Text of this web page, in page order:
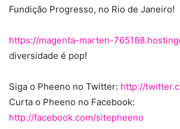
Fundição Progresso, no Rio de Janeiro!
https://magenta-marten-
diversidade é pop!
Siga o Pheeno no Twitter: http://
Curta o Pheeno no Facebook:
http://facebook.com/sitepheeno